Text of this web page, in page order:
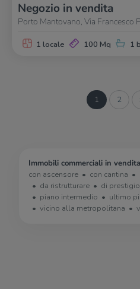
Negozio in vendita
Porto Mantovano, Via Francesco
1 locale 100 Mq 1
1 2
Immobili commerciali in
con ascensore
con cantina
da ristrutturare
di prestigio
piano intermedio
ultimo
vicino alla metropolitana